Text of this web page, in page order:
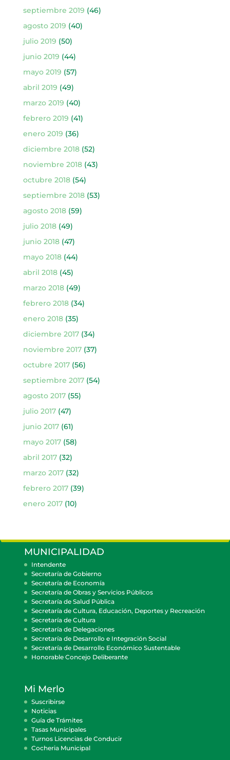
septiembre 2019 (46)
agosto 2019 (40)
julio 2019 (50)
junio 2019 (44)
mayo 2019 (57)
abril 2019 (49)
marzo 2019 (40)
febrero 2019 (41)
enero 2019 (36)
diciembre 2018(52)
noviembre 2018(43)
octubre 2018(54)
septiembre 2018(53)
agosto 2018(59)
julio 2018(49)
junio 2018(47)
mayo 2018(44)
abril 2018(45)
marzo 2018(49)
febrero 2018(34)
enero 2018(35)
diciembre 2017(34)
noviembre 2017(37)
octubre 2017(56)
septiembre 2017(54)
agosto 2017(55)
julio 2017(47)
junio 2017(61)
mayo 2017(58)
abril 2017(32)
marzo 2017(32)
febrero 2017(39)
enero 2017(10)
MUNICIPALIDAD
Intendente
Secretaría de Gobierno
Secretaría de Economía
Secretaría de Obras y Servicios Públicos
Secretaría de Salud Pública
Secretaría de Cultura, Educación, Deportes y Recreación
Secretaría de Cultura
Secretaría de Delegaciones
Secretaría de Desarrollo e Integración Social
Secretaría de Desarrollo Económico Sustentable
Honorable Concejo Deliberante
Mi Merlo
Suscribirse
Noticias
Guía de Trámites
Tasas Municipales
Turnos Licencias de Conducir
Cocheria Municipal